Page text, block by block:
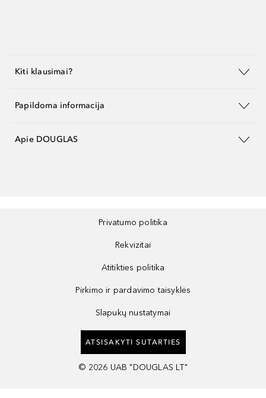
Kiti klausimai?
Papildoma informacija
Apie DOUGLAS
Privatumo politika
Rekvizitai
Atitikties politika
Pirkimo ir pardavimo taisyklės
Slapukų nustatymai
ATSISAKYTI SUTARTIES
© 2026 UAB "DOUGLAS LT"